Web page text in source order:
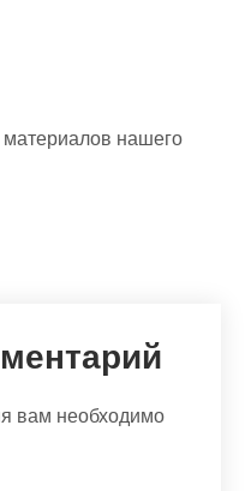
нашего
вам необходимо